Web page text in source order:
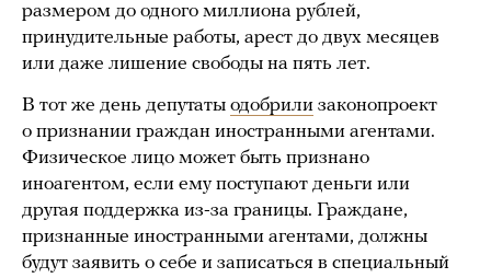
размером до одного миллиона рублей,
принудительные работы, арест до двух месяцев
или даже лишение свободы на пять лет.
В тот же день депутаты одобрили законопроект
о признании граждан иностранными агентами.
Физическое лицо может быть признано
иноагентом, если ему поступают деньги или
другая поддержка из-за границы. Граждане,
признанные иностранными агентами, должны
будут заявить о себе и записаться в специальный